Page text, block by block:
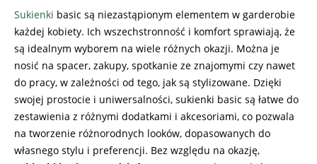
Sukienki basic są niezastąpionym elementem w garderobie
każdej kobiety. Ich wszechstronność i komfort sprawiają, że
są idealnym wyborem na wiele różnych okazji. Można je
nosić na spacer, zakupy, spotkanie ze znajomymi czy nawet
do pracy, w zależności od tego, jak są stylizowane. Dzięki
swojej prostocie i uniwersalności, sukienki basic są łatwe do
zestawienia z różnymi dodatkami i akcesoriami, co pozwala
na tworzenie różnorodnych looków, dopasowanych do
własnego stylu i preferencji. Bez względu na okazję,